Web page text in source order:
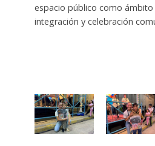
espacio público como
integración y celebración